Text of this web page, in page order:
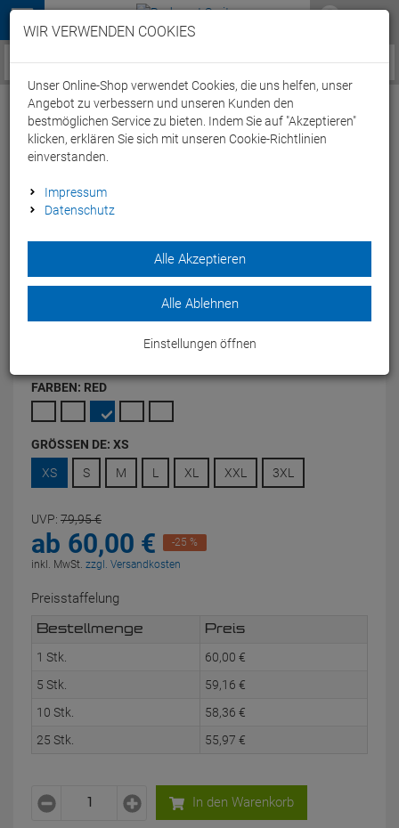
Menü
Service / Hilfe
Arena Team Line Unisex Kapuzenjacke
004906 - XS red
Herstellernummer: 004906
Der Teamline Unisex Hooded Jacket Kapuzenpulli von Arena
FARBEN: RED
GRÖSSEN DE: XS
XS
S M L XL XXL 3XL
UVP: 79,95€
ab 60,00 €
-25 %
inkl. MwSt. zzgl. Versandkosten
Preisstaffelung
Bestellmenge Preis
1 Stk. 60, 00 €
5 Stk.
59, 16 €
10 Stk.
58, 36 €
25 Stk.
55, 97 €
In den Warenkorb
WIR VERWENDEN COOKIES
Unser Online-Shop verwendet Cookies, die uns helfen, unser
Angebot zu verbessern und unseren Kunden den
bestmöglichen Service zu bieten. Indem Sie auf "Akzeptieren"
klicken, erklären Sie sich mit unseren Cookie-Richtlinien
einverstanden.
Impressum
Datenschutz
Alle Akzeptieren
Alle Ablehnen
Einstellungen öffnen